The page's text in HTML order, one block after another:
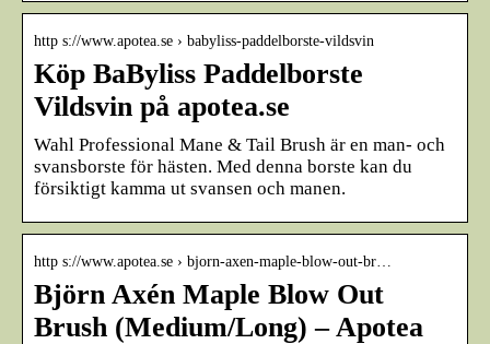
http s://www.apotea.se › babyliss-paddelborste-vildsvin
Köp BaByliss Paddelborste
Vildsvin på apotea.se
Wahl Professional Mane & Tail Brush är en man- och
svansborste för hästen. Med denna borste kan du
försiktigt kamma ut svansen och manen.
http s://www.apotea.se › bjorn-axen-maple-blow-out-br…
Björn Axén Maple Blow Out
Brush (Medium/Long) – Apotea